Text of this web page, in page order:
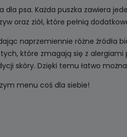
psa. Każda puszka zawiera
oraz ziół, które pełnią
naprzemiennie różne źródła
które zmagają się z
skóry. Dzięki temu łatwo
menu coś dla siebie!